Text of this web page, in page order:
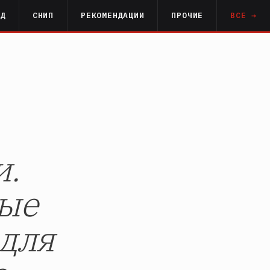
СНИП РЕКОМЕНДАЦИИ ПРОЧИЕ ВСЕ →